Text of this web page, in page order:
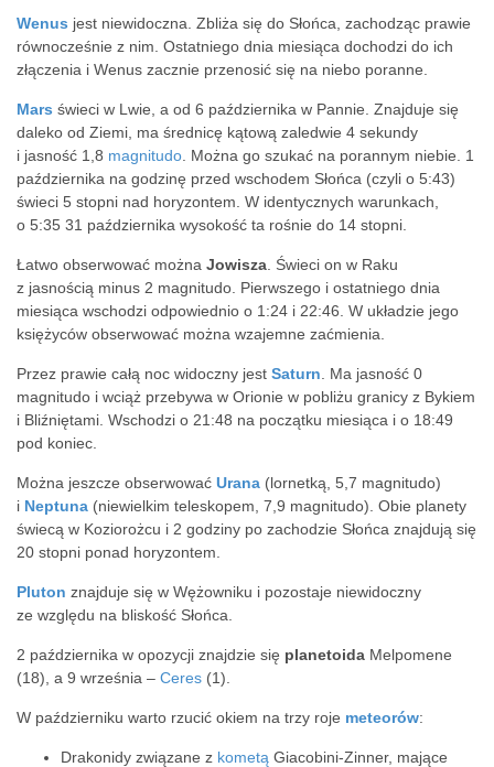
Wenus jest niewidoczna. Zbliża się do Słońca, zachodząc prawie
równocześnie z nim. Ostatniego dnia miesiąca dochodzi do ich
złączenia i Wenus zacznie przenosić się na niebo poranne.
Mars świeci w Lwie, a od 6 października w Pannie. Znajduje się
daleko od Ziemi, ma średnicę kątową zaledwie 4 sekundy
i jasność 1,8 magnitudo . Można go szukać na porannym niebie. 1
października na godzinę przed wschodem Słońca (czyli o 5:43)
świeci 5 stopni nad horyzontem. W identycznych warunkach,
o 5:35 31 października wysokość ta rośnie do 14 stopni.
Łatwo obserwować można Jowisza . Świeci on w Raku
z jasnością minus 2 magnitudo. Pierwszego i ostatniego dnia
miesiąca wschodzi odpowiednio o 1:24 i 22:46. W układzie jego
księżyców obserwować można wzajemne zaćmienia.
Przez prawie całą noc widoczny jest Saturn . Ma jasność 0
magnitudo i wciąż przebywa w Orionie w pobliżu granicy z Bykiem
i Bliźniętami. Wschodzi o 21:48 na początku miesiąca i o 18:49
pod koniec.
Można jeszcze obserwować Urana (lornetką, 5,7 magnitudo)
i Neptuna (niewielkim teleskopem, 7,9 magnitudo). Obie planety
świecą w Koziorożcu i 2 godziny po zachodzie Słońca znajdują się
20 stopni ponad horyzontem.
Pluton znajduje się w Wężowniku i pozostaje niewidoczny
ze względu na bliskość Słońca.
2 października w opozycji znajdzie się planetoida Melpomene
(18), a 9 września – Ceres (1).
W październiku warto rzucić okiem na trzy roje meteorów:
Drakonidy związane z kometą Giacobini-Zinner, mające